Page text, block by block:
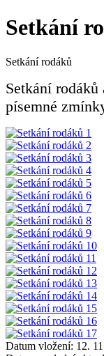
Setkání
Setkání rodáků
Setkání
písemné
Datum vložení: 12.